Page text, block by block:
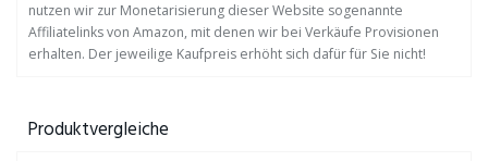
nutzen wir zur Monetarisierung dieser Website sogenannte
Affiliatelinks von Amazon, mit denen wir bei Verkäufe Provisionen
erhalten. Der jeweilige Kaufpreis erhöht sich dafür für Sie nicht!
Produktvergleiche